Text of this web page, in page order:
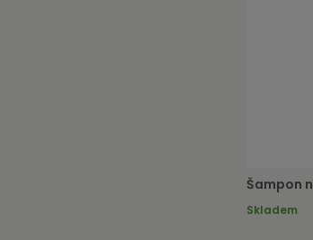
Šampon
Skladem